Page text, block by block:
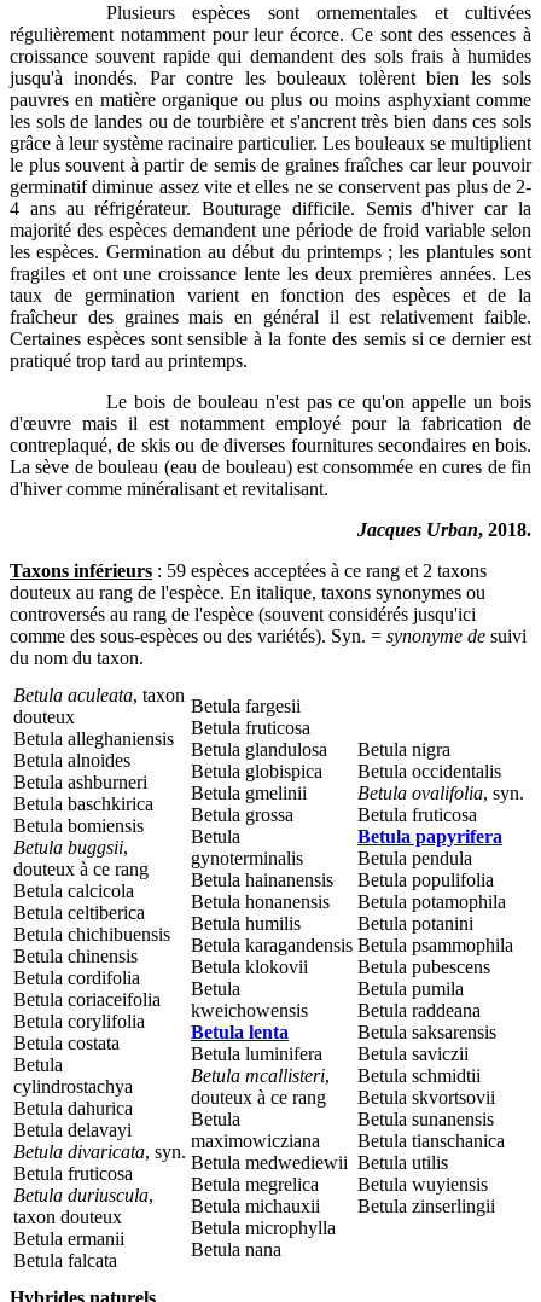
Plusieurs espèces sont ornementales et cultivées
régulièrement notamment pour leur écorce. Ce sont des essences à
croissance souvent rapide qui demandent des sols frais à humides
jusqu'à inondés. Par contre les bouleaux tolèrent bien les sols
pauvres en matière organique ou plus ou moins asphyxiant comme
les sols de landes ou de tourbière et s'ancrent très bien dans ces sols
grâce à leur système racinaire particulier. Les bouleaux se multiplient
le plus souvent à partir de semis de graines fraîches car leur pouvoir
germinatif diminue assez vite et elles ne se conservent pas plus de 2-
4 ans au réfrigérateur. Bouturage difficile. Semis d'hiver car la
majorité des espèces demandent une période de froid variable selon
les espèces. Germination au début du printemps ; les plantules sont
fragiles et ont une croissance lente les deux premières années. Les
taux de germination varient en fonction des espèces et de la
fraîcheur des graines mais en général il est relativement faible.
Certaines espèces sont sensible à la fonte des semis si ce dernier est
pratiqué trop tard au printemps.
Le bois de bouleau n'est pas ce qu'on appelle un bois
d'œuvre mais il est notamment employé pour la fabrication de
contreplaqué, de skis ou de diverses fournitures secondaires en bois.
La sève de bouleau (eau de bouleau) est consommée en cures de fin
d'hiver comme minéralisant et revitalisant.
Jacques Urban, 2018.
Taxons inférieurs : 59 espèces acceptées à ce rang et 2 taxons
douteux au rang de l'espèce. En italique, taxons synonymes ou
controversés au rang de l'espèce (souvent considérés jusqu'ici
comme des sous-espèces ou des variétés). Syn. = synonyme de suivi
du nom du taxon.
Betula aculeata, taxon
douteux
Betula alleghaniensis
Betula alnoides
Betula ashburneri
Betula baschkirica
Betula bomiensis
Betula buggsii,
douteux à ce rang
Betula calcicola
Betula celtiberica
Betula chichibuensis
Betula chinensis
Betula cordifolia
Betula coriaceifolia
Betula corylifolia
Betula costata
Betula
cylindrostachya
Betula dahurica
Betula delavayi
Betula divaricata, syn.
Betula fruticosa
Betula duriuscula,
taxon douteux
Betula ermanii
Betula falcata
Betula fargesii
Betula fruticosa
Betula glandulosa
Betula globispica
Betula gmelinii
Betula grossa
Betula
gynoterminalis
Betula hainanensis
Betula honanensis
Betula humilis
Betula karagandensis
Betula klokovii
Betula
kweichowensis
Betula lenta
Betula luminifera
Betula mcallisteri,
douteux à ce rang
Betula
maximowicziana
Betula medwediewii
Betula megrelica
Betula michauxii
Betula microphylla
Betula nana
Betula nigra
Betula occidentalis
Betula ovalifolia, syn.
Betula fruticosa
Betula papyrifera
Betula pendula
Betula populifolia
Betula potamophila
Betula potanini
Betula psammophila
Betula pubescens
Betula pumila
Betula raddeana
Betula saksarensis
Betula saviczii
Betula schmidtii
Betula skvortsovii
Betula sunanensis
Betula tianschanica
Betula utilis
Betula wuyiensis
Betula zinserlingii
Hybrides naturels